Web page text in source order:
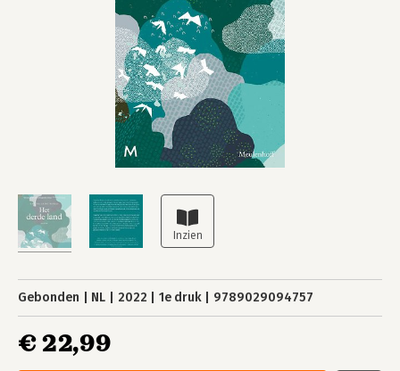
Gebonden NL 2022 1e druk 9789029094757
€ 22,99